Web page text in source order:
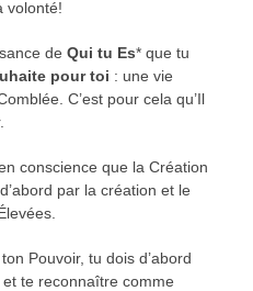
volonté!
de Qui tu Es* que tu
pour toi : une vie
C’est pour cela qu’Il
conscience que la Création
par la création et le
Pouvoir, tu dois d’abord
te reconnaître comme